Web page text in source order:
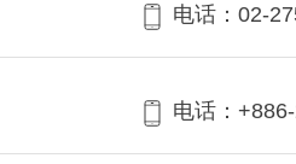
电话：02-
电话：